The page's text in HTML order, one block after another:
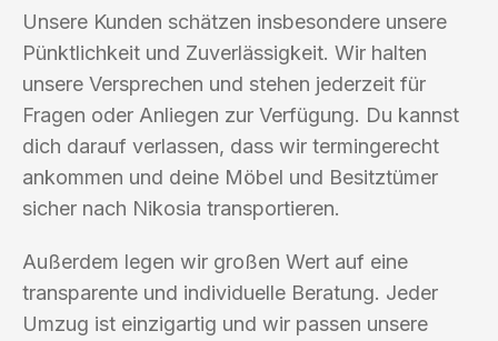
Unsere Kunden schätzen insbesondere unsere
Pünktlichkeit und Zuverlässigkeit. Wir halten
unsere Versprechen und stehen jederzeit für
Fragen oder Anliegen zur Verfügung. Du kannst
dich darauf verlassen, dass wir termingerecht
ankommen und deine Möbel und Besitztümer
sicher nach Nikosia transportieren.
Außerdem legen wir großen Wert auf eine
transparente und individuelle Beratung. Jeder
Umzug ist einzigartig und wir passen unsere